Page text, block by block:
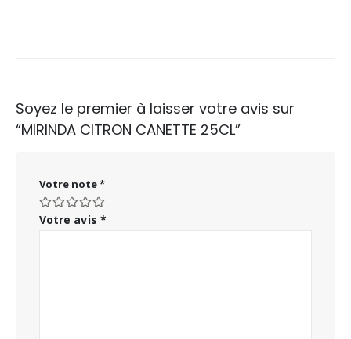
Soyez le premier à laisser votre avis sur
“MIRINDA CITRON CANETTE 25CL”
Votre note*
Votre avis *